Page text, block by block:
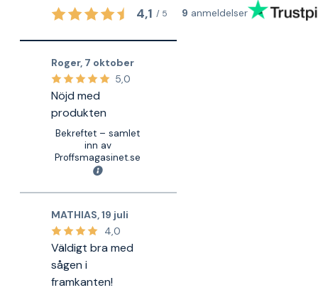
4,1 / 5 9 anmeldelser
Roger, 7 oktober
5,0
Nöjd med
produkten
Bekreftet – samlet
inn av
Proffsmagasinet.se
MATHIAS ,19 juli
4,0
Väldigt bra med
sågen i
framkanten!